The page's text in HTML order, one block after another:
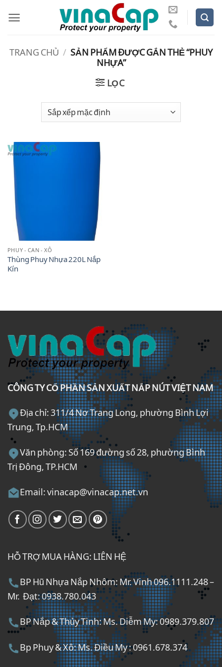
qua
dungTRANG CHỦ / SẢN PHẨM ĐƯỢC GẮN THẺ “PHUY
NHỰA”
LỌC
PHUY - CAN - XÔ
Thùng Phuy Nhựa 220L Nắp
Kín
CÔNG TY CỔ PHẦN SẢN XUẤT NẮP NÚT VIỆT NAM
Địa chỉ: 311/4 Nơ Trang Long, phường Bình Lợi
Trung, Tp.HCM
Văn phòng: Số 169 đường số 28, phường Bình
Trị Đông, TP.HCM
Email: vinacap@vinacap.net.vn
HỖ TRỢ MUA HÀNG: LIÊN HỆ
BP Hũ Nhựa Nắp Nhôm: Mr. Vinh 096.1111.248 –
Mr. Đạt: 0938.780.043
BP Nắp & Thủy Tinh: Ms. Diễm My: 0989.379.807
Bp Phuy & Xô: Ms. Điều My : 0961.678.374